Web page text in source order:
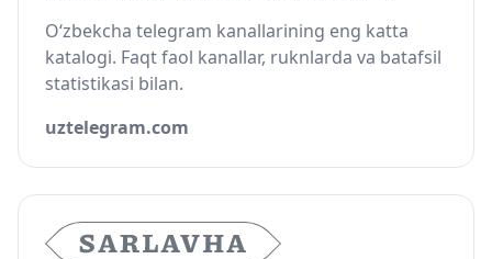
O‘zbekcha telegram kanallarining eng katta
katalogi. Faqt faol kanallar, ruknlarda va batafsil
statistikasi bilan.
uztelegram.com